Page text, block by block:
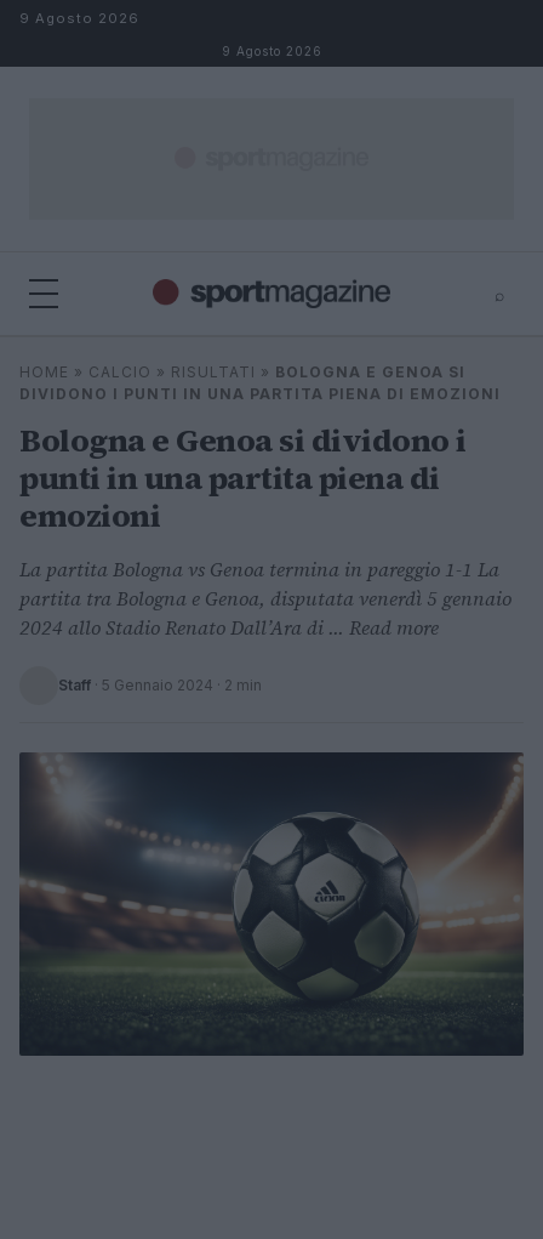
Salta al contenuto
9 Agosto 2026
9 Agosto 2026
⌕
Cerca
HOME » CALCIO » RISULTATI » BOLOGNA E GENOA SI
DIVIDONO I PUNTI IN UNA PARTITA PIENA DI EMOZIONI
Bologna e Genoa si dividono i
punti in una partita piena di
emozioni
La partita Bologna vs Genoa termina in pareggio 1-1 La
partita tra Bologna e Genoa, disputata venerdì 5 gennaio
2024 allo Stadio Renato Dall’Ara di ... Read more
Staff · 5 Gennaio 2024 · 2 min